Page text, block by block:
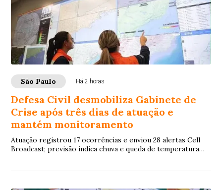
São Paulo Há 2 horas
Defesa Civil desmobiliza Gabinete de
Crise após três dias de atuação e
mantém monitoramento
Atuação registrou 17 ocorrências e enviou 28 alertas Cell
Broadcast; previsão indica chuva e queda de temperatura